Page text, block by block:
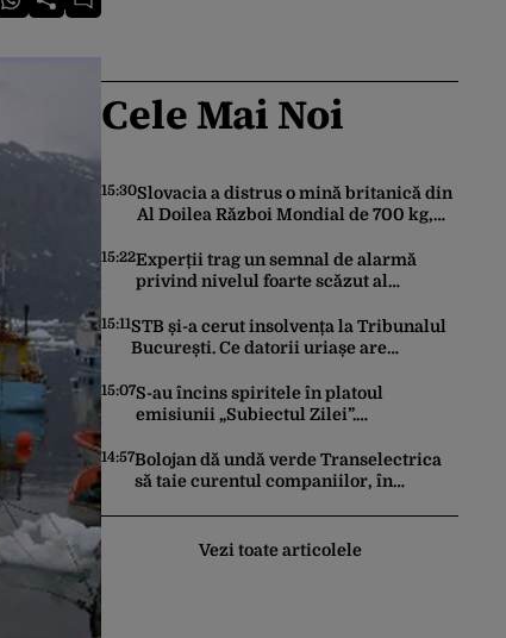
Cele Mai Noi
15:30Slovacia a distrus o mină britanică din
Al Doilea Război Mondial de 700 kg,
15:22Experții trag un semnal de alarmă
privind nivelul foarte scăzut al
decât cele de până acum
15:11STB și-a cerut insolvența la Tribunalul
București. Ce datorii uriașe are
15:07S-au încins spiritele în platoul
emisiunii „Subiectul Zilei”.
pe cine ar trebui să renegocieze
jaloanele PNRR
14:57Bolojan dă undă verde Transelectrica
să taie curentul companiilor, în
Vezi toate articolele